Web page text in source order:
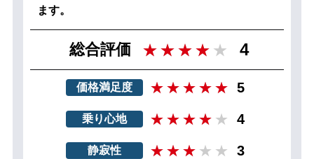
ます。
総合評価 4
価格満足度 5
乗り心地 4
静寂性 3